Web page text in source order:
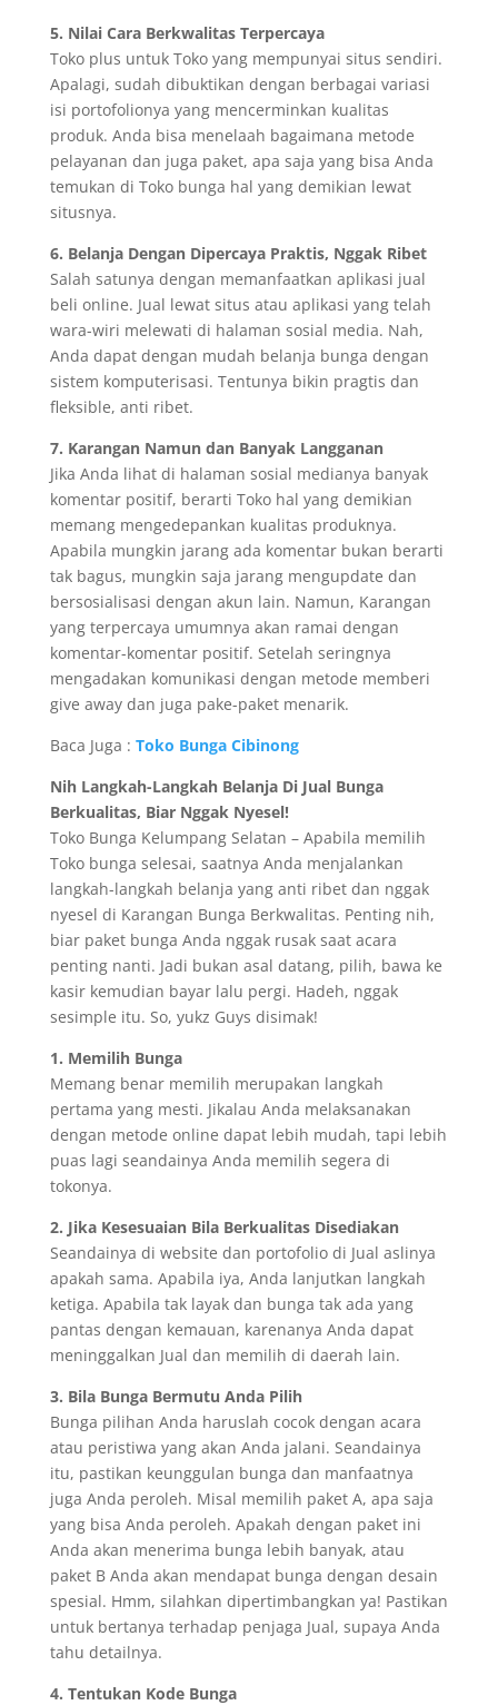
5. Nilai Cara Berkwalitas Terpercaya
Toko plus untuk Toko yang mempunyai situs sendiri.
Apalagi, sudah dibuktikan dengan berbagai variasi
isi portofolionya yang mencerminkan kualitas
produk. Anda bisa menelaah bagaimana metode
pelayanan dan juga paket, apa saja yang bisa Anda
temukan di Toko bunga hal yang demikian lewat
situsnya.
6. Belanja Dengan Dipercaya Praktis, Nggak Ribet
Salah satunya dengan memanfaatkan aplikasi jual
beli online. Jual lewat situs atau aplikasi yang telah
wara-wiri melewati di halaman sosial media. Nah,
Anda dapat dengan mudah belanja bunga dengan
sistem komputerisasi. Tentunya bikin pragtis dan
fleksible, anti ribet.
7. Karangan Namun dan Banyak Langganan
Jika Anda lihat di halaman sosial medianya banyak
komentar positif, berarti Toko hal yang demikian
memang mengedepankan kualitas produknya.
Apabila mungkin jarang ada komentar bukan berarti
tak bagus, mungkin saja jarang mengupdate dan
bersosialisasi dengan akun lain. Namun, Karangan
yang terpercaya umumnya akan ramai dengan
komentar-komentar positif. Setelah seringnya
mengadakan komunikasi dengan metode memberi
give away dan juga pake-paket menarik.
Baca Juga : Toko Bunga Cibinong
Nih Langkah-Langkah Belanja Di Jual Bunga
Berkualitas, Biar Nggak Nyesel!
Toko Bunga Kelumpang Selatan – Apabila memilih
Toko bunga selesai, saatnya Anda menjalankan
langkah-langkah belanja yang anti ribet dan nggak
nyesel di Karangan Bunga Berkwalitas. Penting nih,
biar paket bunga Anda nggak rusak saat acara
penting nanti. Jadi bukan asal datang, pilih, bawa ke
kasir kemudian bayar lalu pergi. Hadeh, nggak
sesimple itu. So, yukz Guys disimak!
1. Memilih Bunga
Memang benar memilih merupakan langkah
pertama yang mesti. Jikalau Anda melaksanakan
dengan metode online dapat lebih mudah, tapi lebih
puas lagi seandainya Anda memilih segera di
tokonya.
2. Jika Kesesuaian Bila Berkualitas Disediakan
Seandainya di website dan portofolio di Jual aslinya
apakah sama. Apabila iya, Anda lanjutkan langkah
ketiga. Apabila tak layak dan bunga tak ada yang
pantas dengan kemauan, karenanya Anda dapat
meninggalkan Jual dan memilih di daerah lain.
3. Bila Bunga Bermutu Anda Pilih
Bunga pilihan Anda haruslah cocok dengan acara
atau peristiwa yang akan Anda jalani. Seandainya
itu, pastikan keunggulan bunga dan manfaatnya
juga Anda peroleh. Misal memilih paket A, apa saja
yang bisa Anda peroleh. Apakah dengan paket ini
Anda akan menerima bunga lebih banyak, atau
paket B Anda akan mendapat bunga dengan desain
spesial. Hmm, silahkan dipertimbangkan ya! Pastikan
untuk bertanya terhadap penjaga Jual, supaya Anda
tahu detailnya.
4. Tentukan Kode Bunga